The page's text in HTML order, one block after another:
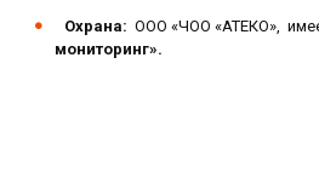
Охрана: ООО «ЧОО «АТЕКО»,
мониторинг».